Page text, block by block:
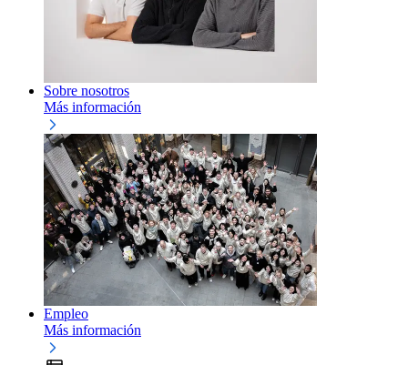
Sobre nosotros
Más información
Empleo
Más información